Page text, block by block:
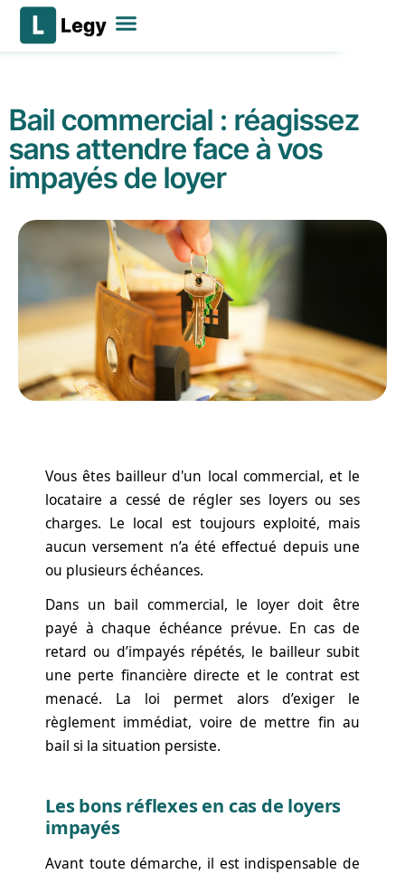
Bail commercial : réagissez
sans attendre face à vos
impayés de loyer
Vous êtes bailleur d'un local commercial, et le
locataire a cessé de régler ses loyers ou ses
charges. Le local est toujours exploité, mais
aucun versement n’a été effectué depuis une
ou plusieurs échéances.
Dans un bail commercial, le loyer doit être
payé à chaque échéance prévue. En cas de
retard ou d’impayés répétés, le bailleur subit
une perte financière directe et le contrat est
menacé. La loi permet alors d’exiger le
règlement immédiat, voire de mettre fin au
bail si la situation persiste.
Les bons réflexes en cas de loyers
impayés
Avant toute démarche, il est indispensable de